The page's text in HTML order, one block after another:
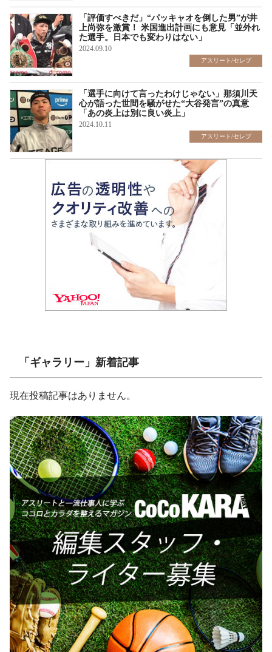
「評価すべきだ」“パッキャオを倒した男”が井
上尚弥を激賞！ 米国進出計画にも意見「並外れ
た選手。日本でも変わりはない」
2024.09.10
アスリート/セレブ
「選手に向けて言ったわけじゃない」那須川天
心が語った世間を騒がせた“大谷発言”の真意
「あの炎上は別に良い炎上」
2024.10.11
アスリート/セレブ
「ギャラリー」新着記事
現在投稿記事はありません。